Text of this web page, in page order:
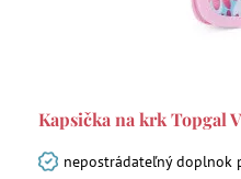
Kapsička na krk Topgal
nepostrádateľný doplnok